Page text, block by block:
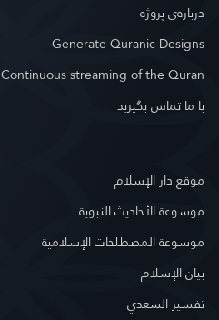
درباره‌ى پروژه
Generate Quranic Designs
Continuous streaming of the Quran
با ما تماس بگیرید
موقع دار الإسلام
موسوعة الأحاديث النبوية
موسوعة المصطلحات الإسلامية
بيان الإسلام
تفسير السعدي